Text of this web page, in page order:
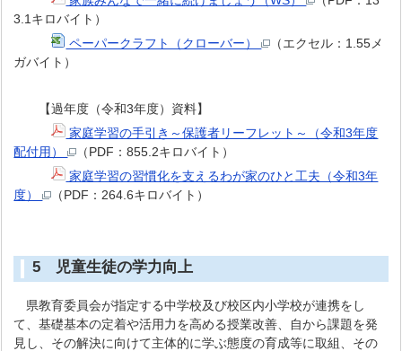
3.1キロバイト）
ペーパークラフト（クローバー）
（エクセル：1.55メ
ガバイト）
【過年度（令和3年度）資料】
家庭学習の手引き～保護者リーフレット～（令和3年度
配付用）
（PDF：855.2キロバイト）
家庭学習の習慣化を支えるわが家のひと工夫（令和3年
度）
（PDF：264.6キロバイト）
5 児童生徒の学力向上
県教育委員会が指定する中学校及び校区内小学校が連携をし
て、基礎基本の定着や活用力を高める授業改善、自から課題を発
見し、その解決に向けて主体的に学ぶ態度の育成等に取組、その